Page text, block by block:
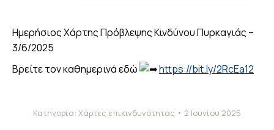
Ημερήσιος Χάρτης Πρόβλεψης Κινδύνου Πυρκαγιάς –
3/6/2025
Βρείτε τον καθημερινά εδώ
https://bit.ly/2RcEa12
Κατηγορία: Χάρτες επικινδυνότητας 2 Ιουνίου 2025